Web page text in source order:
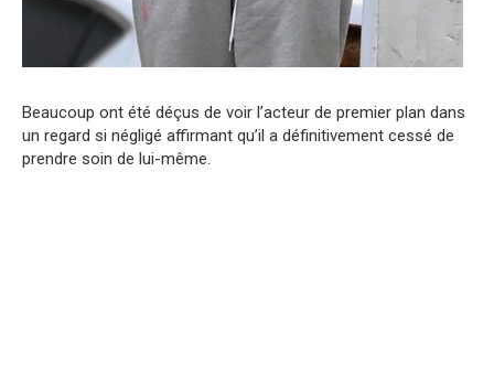
Beaucoup ont été déçus de voir l’acteur de premier plan dans
un regard si négligé affirmant qu’il a définitivement cessé de
prendre soin de lui-même.